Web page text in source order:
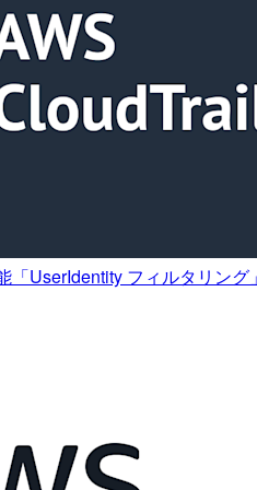
UserIdentity フィルタリング